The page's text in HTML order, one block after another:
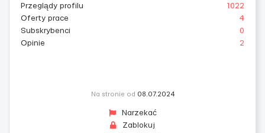
Przeglądy profilu
1022
Oferty prace
4
Subskrybenci
0
Opinie
2
Na stronie od 08.07.2024
Narzekać
Zablokuj